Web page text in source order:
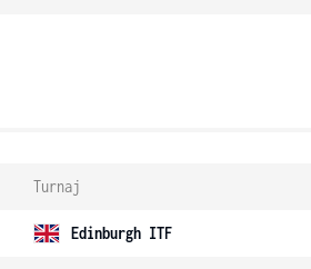
Turnaj
Edinburgh ITF